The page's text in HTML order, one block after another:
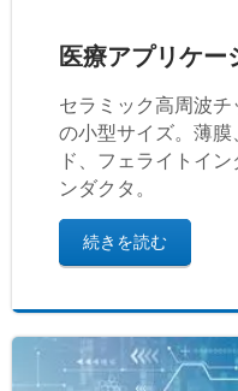
医療アプリケー
セラミック高周波
の小型サイズ。薄
ド、フェライトイ
ンダクタ。
続きを読む